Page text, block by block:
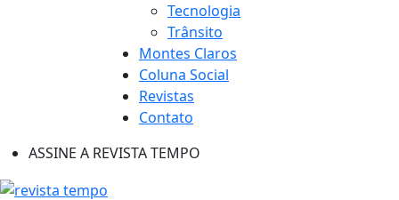
Tecnologia
Trânsito
Montes Claros
Coluna Social
Revistas
Contato
ASSINE A REVISTA TEMPO